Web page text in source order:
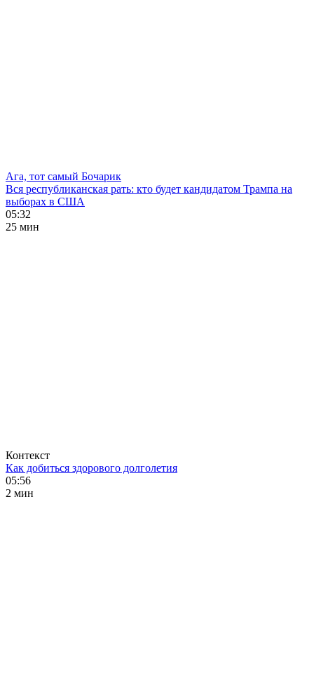
Ага, тот самый Бочарик
Вся республиканская рать: кто будет кандидатом Трампа на
выборах в США
05:32
25 мин
Контекст
Как добиться здорового долголетия
05:56
2 мин